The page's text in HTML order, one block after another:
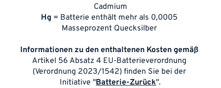
Cadmium
Hg = Batterie enthält mehr als 0,0005
Masseprozent Quecksilber
Informationen zu den enthaltenen Kosten gemäß
Artikel 56 Absatz 4 EU-Batterieverordnung
(Verordnung 2023/1542) finden Sie bei der
Initiative "Batterie-Zurück".